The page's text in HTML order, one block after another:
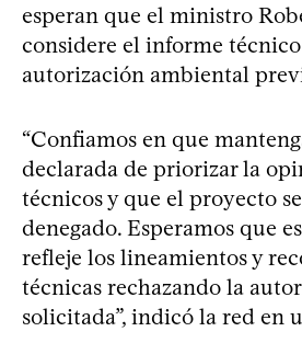
esperan que el ministro
considere el informe
autorización ambiental
“Confiamos en que
declarada de priorizar la
técnicos y que el proyecto
denegado. Esperamos que
refleje los lineamientos y
técnicas rechazando la
solicitada”, indicó la red en